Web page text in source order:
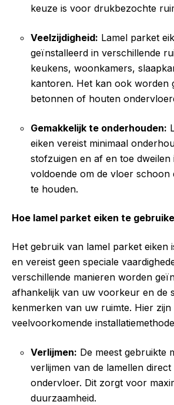
keuze is voor drukbezochte
Veelzijdigheid: Lamel parket
geïnstalleerd in verschillende
keukens, woonkamers,
kantoren. Het kan ook worden
betonnen of houten
Gemakkelijk te onderhouden:
eiken vereist minimaal
stofzuigen en af en toe dweilen
voldoende om de vloer schoon
te houden.
Hoe lamel parket eiken te
Het gebruik van lamel parket eiken
en vereist geen speciale
verschillende manieren worden
afhankelijk van uw voorkeur en de
kenmerken van uw ruimte. Hier zijn
veelvoorkomende
Verlijmen: De meest gebruikte
verlijmen van de lamellen direct
ondervloer. Dit zorgt voor
duurzaamheid.